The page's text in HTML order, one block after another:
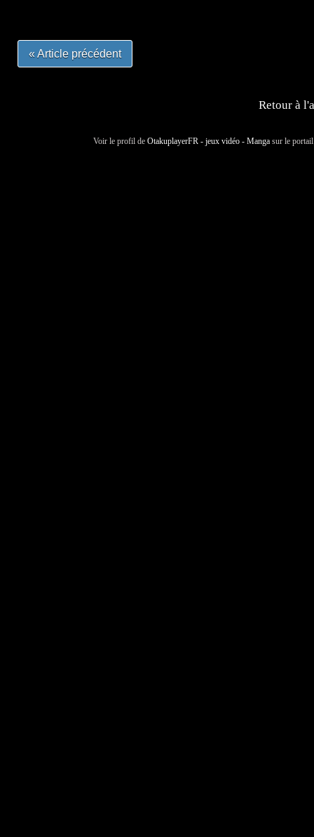
« Article précédent
Retour à
Voir le profil de OtakuplayerFR - jeux vidéo - Manga sur le